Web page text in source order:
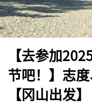
【去参加
节吧！】志
【冈山出发】